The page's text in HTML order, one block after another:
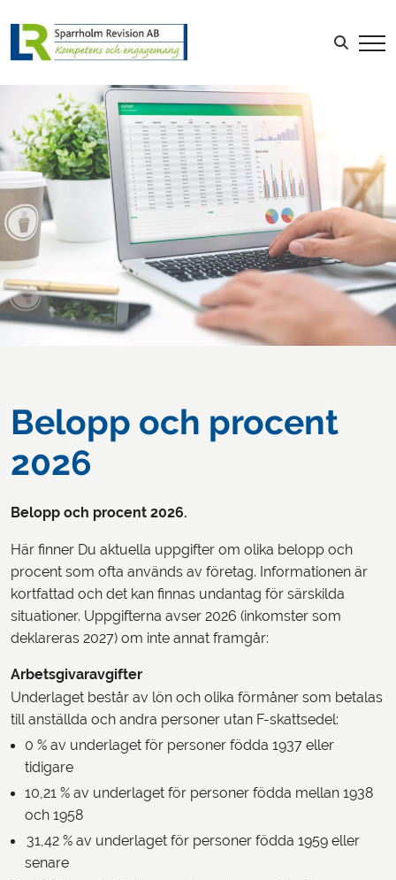
LOGGA IN Sök efter:
Belopp och procent
2026
Belopp och procent 2026.
Här finner Du aktuella uppgifter om olika belopp och
procent som ofta används av företag. Informationen är
kortfattad och det kan finnas undantag för särskilda
situationer. Uppgifterna avser 2026 (inkomster som
deklareras 2027) om inte annat framgår:
Arbetsgivaravgifter
Underlaget består av lön och olika förmåner som betalas
till anställda och andra personer utan F-skattsedel:
0 % av underlaget för personer födda 1937 eller
tidigare
10,21 % av underlaget för personer födda mellan 1938
och 1958
31,42 % av underlaget för personer födda 1959 eller
senare